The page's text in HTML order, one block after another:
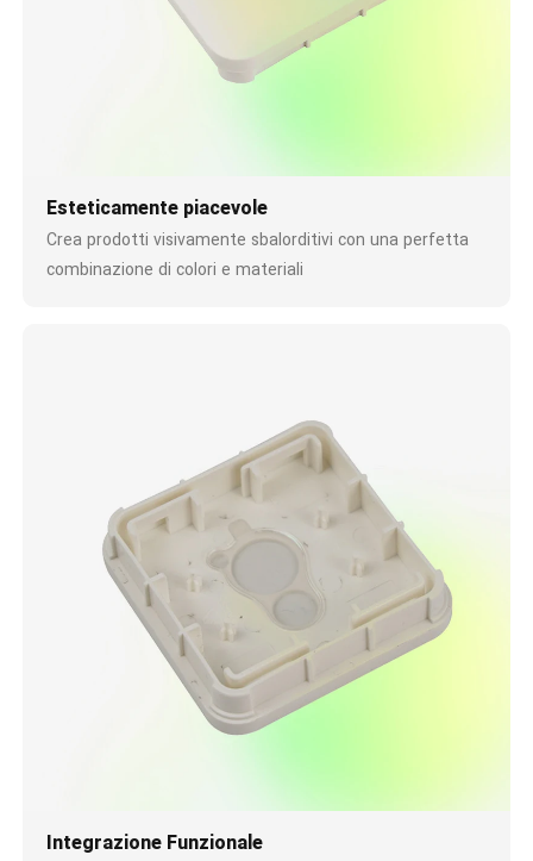
Esteticamente piacevole
Crea prodotti visivamente sbalorditivi con una perfetta
combinazione di colori e materiali
Integrazione Funzionale